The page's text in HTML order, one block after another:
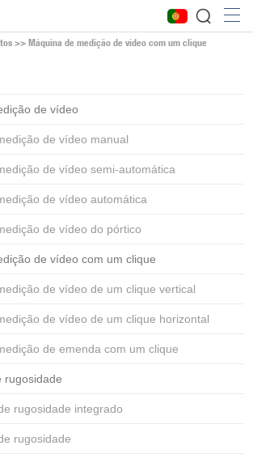
>>Máquina de medição de vídeo com um clique
de vídeo
de vídeo manual
de vídeo semi-automática
de vídeo automática
de vídeo do pórtico
de vídeo com um clique
de vídeo de um clique vertical
de vídeo de um clique horizontal
de emenda com um clique
rugosidade
rugosidade integrado
rugosidade